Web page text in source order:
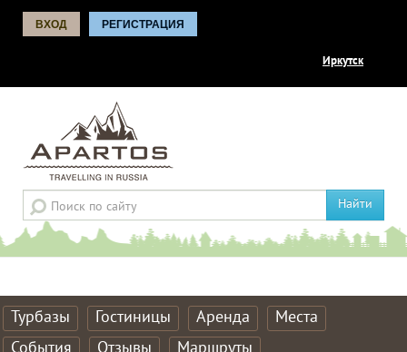
ВХОД РЕГИСТРАЦИЯ
Иркутск
Найти
Турбазы Гостиницы Аренда
Места